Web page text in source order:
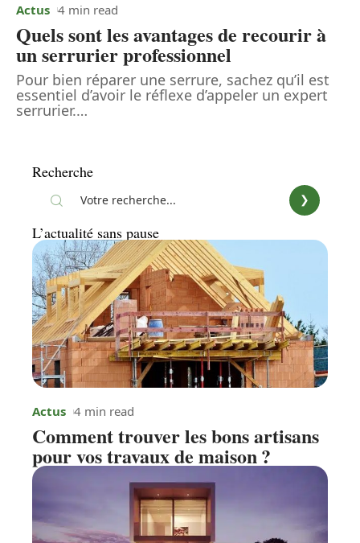
Actus 4 min read
Quels sont les avantages de recourir à
un serrurier professionnel
Pour bien réparer une serrure, sachez qu’il est
essentiel d’avoir le réflexe d’appeler un expert
serrurier.…
Recherche
L’actualité sans pause
Actus 4 min read
Comment trouver les bons artisans
pour vos travaux de maison ?